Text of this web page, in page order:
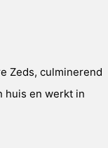
Zeds, culminerend
huis en werkt in